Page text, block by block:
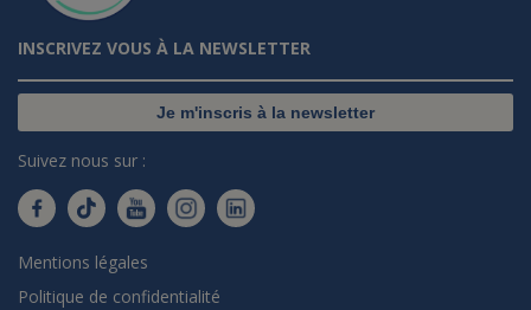
INSCRIVEZ VOUS À LA NEWSLETTER
Je m'inscris à la newsletter
Suivez nous sur :
Mentions légales
Politique de confidentialité